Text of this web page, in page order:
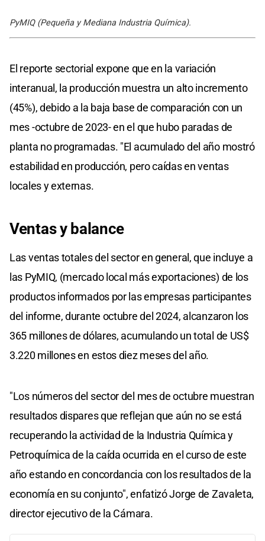
PyMIQ (Pequeña y Mediana Industria Química).
El reporte sectorial expone que en la variación
interanual, la producción muestra un alto incremento
(45%), debido a la baja base de comparación con un
mes -octubre de 2023- en el que hubo paradas de
planta no programadas. "El acumulado del año mostró
estabilidad en producción, pero caídas en ventas
locales y externas.
Ventas y balance
Las ventas totales del sector en general, que incluye a
las PyMIQ, (mercado local más exportaciones) de los
productos informados por las empresas participantes
del informe, durante octubre del 2024, alcanzaron los
365 millones de dólares, acumulando un total de US$
3.220 millones en estos diez meses del año.
"Los números del sector del mes de octubre muestran
resultados dispares que reflejan que aún no se está
recuperando la actividad de la Industria Química y
Petroquímica de la caída ocurrida en el curso de este
año estando en concordancia con los resultados de la
economía en su conjunto", enfatizó Jorge de Zavaleta,
director ejecutivo de la Cámara.